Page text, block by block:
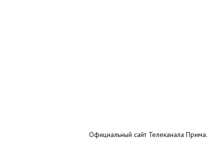
Официальный сайт Телеканала Прима.